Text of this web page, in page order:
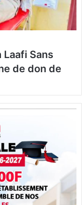
Laafi Sans
de don de